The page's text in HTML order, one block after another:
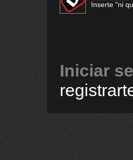
Inserte "ni
Iniciar